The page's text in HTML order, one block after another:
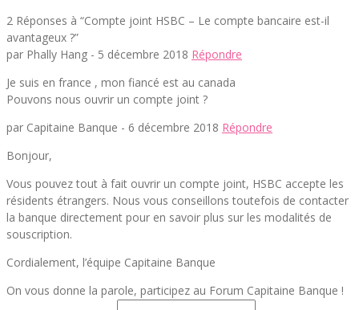
2 Réponses à “Compte joint HSBC – Le compte bancaire est-il
avantageux ?”
par Phally Hang - 5 décembre 2018 Répondre
Je suis en france , mon fiancé est au canada
Pouvons nous ouvrir un compte joint ?
par Capitaine Banque - 6 décembre 2018 Répondre
Bonjour,
Vous pouvez tout à fait ouvrir un compte joint, HSBC accepte les
résidents étrangers. Nous vous conseillons toutefois de contacter
la banque directement pour en savoir plus sur les modalités de
souscription.
Cordialement, l’équipe Capitaine Banque
On vous donne la parole, participez au Forum Capitaine Banque !